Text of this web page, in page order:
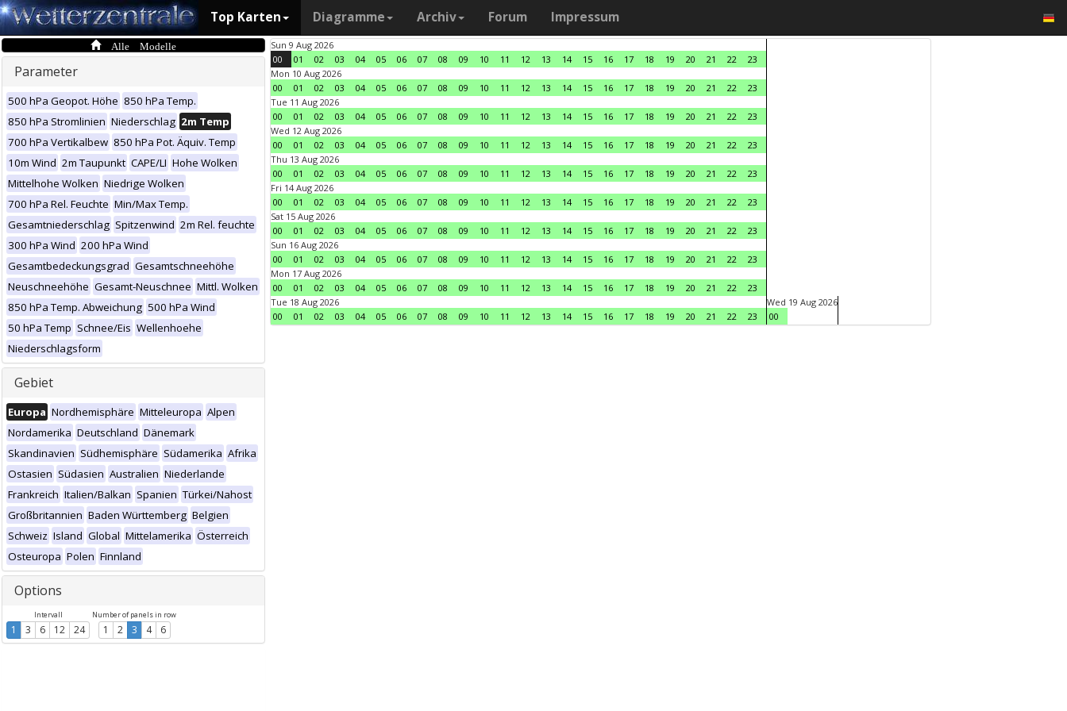
Top Karten Diagramme Archiv Forum Impressum
Alle Modelle
Parameter
500 hPa Geopot. Höhe 850 hPa Temp.
850 hPa Stromlinien Niederschlag 2m Temp
700 hPa Vertikalbew 850 hPa Pot. Äquiv. Temp
10m Wind 2m Taupunkt CAPE/LI Hohe Wolken
Mittelhohe Wolken Niedrige Wolken
700 hPa Rel. Feuchte Min/Max Temp.
Gesamtniederschlag Spitzenwind 2m Rel. feuchte
300 hPa Wind 200 hPa Wind
Gesamtbedeckungsgrad Gesamtschneehöhe
Neuschneehöhe Gesamt-Neuschnee Mittl. Wolken
850 hPa Temp. Abweichung 500 hPa Wind
50 hPa Temp Schnee/Eis Wellenhoehe
Niederschlagsform
Gebiet
Europa Nordhemisphäre Mitteleuropa Alpen
Nordamerika Deutschland Dänemark
Skandinavien Südhemisphäre Südamerika Afrika
Ostasien Südasien Australien Niederlande
Frankreich Italien/Balkan Spanien Türkei/Nahost
Großbritannien Baden Württemberg Belgien
Schweiz Island Global Mittelamerika Österreich
Osteuropa Polen Finnland
Options
Intervall
1 3 6 12 24
Number of panels in row
1 2 3 4 6
Sun 9 Aug 2026
00
01 02 03 04 05 06 07 08 09 10 11 12 13 14 15 16 17 18 19 20 21 22
23
Mon 10 Aug 2026
00
01 02 03 04 05 06 07 08 09 10 11 12 13 14 15 16 17 18 19 20 21 22
23
Tue 11 Aug 2026
00
01 02 03 04 05 06 07 08 09 10 11 12 13 14 15 16 17 18 19 20 21 22
23
Wed 12 Aug 2026
00
01 02 03 04 05 06 07 08 09 10 11 12 13 14 15 16 17 18 19 20 21 22
23
Thu 13 Aug 2026
00
01 02 03 04 05 06 07 08 09 10 11 12 13 14 15 16 17 18 19 20 21 22
23
Fri 14 Aug 2026
00
01 02 03 04 05 06 07 08 09 10 11 12 13 14 15 16 17 18 19 20 21 22
23
Sat 15 Aug 2026
00
01 02 03 04 05 06 07 08 09 10 11 12 13 14 15 16 17 18 19 20 21 22
23
Sun 16 Aug 2026
00
01 02 03 04 05 06 07 08 09 10 11 12 13 14 15 16 17 18 19 20 21 22
23
Mon 17 Aug 2026
00
01 02 03 04 05 06 07 08 09 10 11 12 13 14 15 16 17 18 19 20 21 22
23
Tue 18 Aug 2026
00
01 02 03 04 05 06 07 08 09 10 11 12 13 14 15 16 17 18 19 20 21 22 23
Wed 19 Aug 2026
00